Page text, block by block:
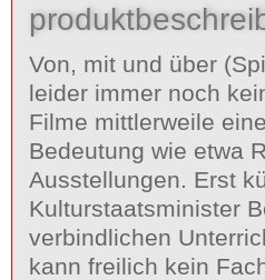
Von, mit und über
leider immer noch
Filme mittlerweile
Bedeutung wie etwa
Ausstellungen. Erst
Kulturstaatsminister
verbindlichen
kann freilich kein